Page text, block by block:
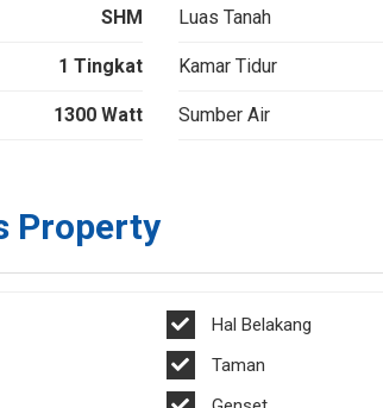
SHM Luas Tanah
1 Tingkat Kamar Tidur
1300 Watt Sumber Air
Property
Hal Belakang
Taman